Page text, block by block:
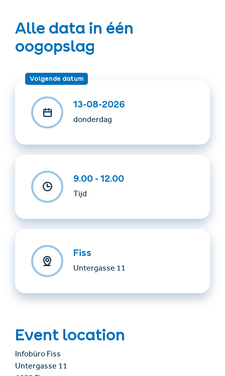
Alle data in één
oogopslag
Volgende datum
13-08-2026
donderdag
9.00 - 12.00
Tijd
Fiss
Untergasse 11
Event location
Infobüro Fiss
Untergasse 11